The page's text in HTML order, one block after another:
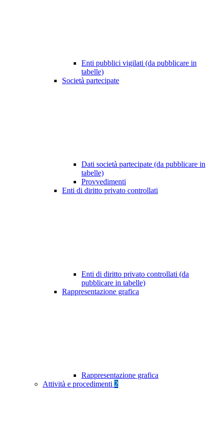
Enti pubblici vigilati (da pubblicare in
tabelle)
Società partecipate
Dati società partecipate (da pubblicare in
tabelle)
Provvedimenti
Enti di diritto privato controllati
Enti di diritto privato controllati (da
pubblicare in tabelle)
Rappresentazione grafica
Rappresentazione grafica
Attività e procedimenti 2